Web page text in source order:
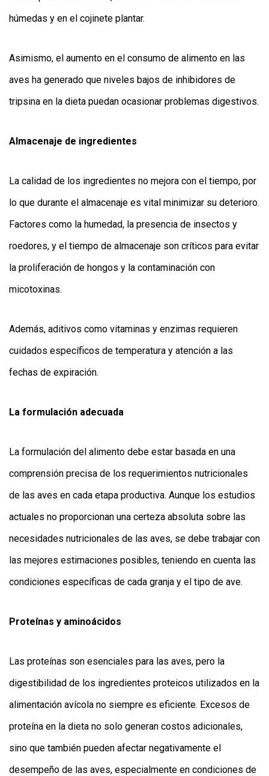
húmedas y en el cojinete plantar.
Asimismo, el aumento en el consumo de alimento en las
aves ha generado que niveles bajos de inhibidores de
tripsina en la dieta puedan ocasionar problemas digestivos.
Almacenaje de ingredientes
La calidad de los ingredientes no mejora con el tiempo, por
lo que durante el almacenaje es vital minimizar su deterioro.
Factores como la humedad, la presencia de insectos y
roedores, y el tiempo de almacenaje son críticos para evitar
la proliferación de hongos y la contaminación con
micotoxinas.
Además, aditivos como vitaminas y enzimas requieren
cuidados específicos de temperatura y atención a las
fechas de expiración.
La formulación adecuada
La formulación del alimento debe estar basada en una
comprensión precisa de los requerimientos nutricionales
de las aves en cada etapa productiva. Aunque los estudios
actuales no proporcionan una certeza absoluta sobre las
necesidades nutricionales de las aves, se debe trabajar con
las mejores estimaciones posibles, teniendo en cuenta las
condiciones específicas de cada granja y el tipo de ave.
Proteínas y aminoácidos
Las proteínas son esenciales para las aves, pero la
digestibilidad de los ingredientes proteicos utilizados en la
alimentación avícola no siempre es eficiente. Excesos de
proteína en la dieta no solo generan costos adicionales,
sino que también pueden afectar negativamente el
desempeño de las aves, especialmente en condiciones de